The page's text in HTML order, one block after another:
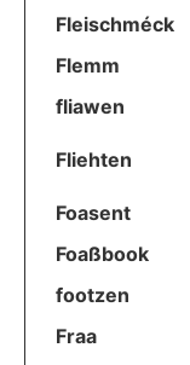
Fleischméck
Flemm
fliawen
Fliehten
Foasent
Foaßbook
footzen
Fraa